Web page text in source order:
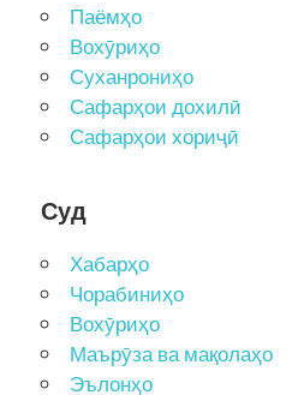
Паёмҳо
Вохӯриҳо
Суханрониҳо
Сафарҳои дохилӣ
Сафарҳои хориҷӣ
Суд
Хабарҳо
Чорабиниҳо
Вохӯриҳо
Маърӯза ва мақолаҳо
Эълонҳо